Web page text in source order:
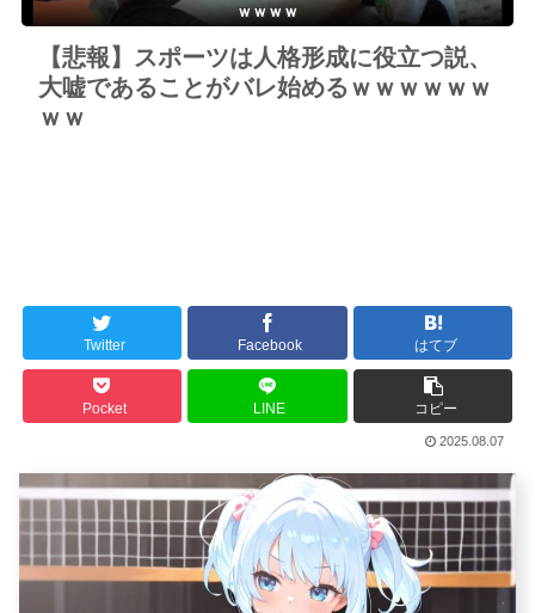
ｗｗｗｗ
【悲報】スポーツは人格形成に役立つ説、
大嘘であることがバレ始めるｗｗｗｗｗｗ
ｗｗ
Twitter Facebook はてブ
Pocket LINE コピー
2025.08.07